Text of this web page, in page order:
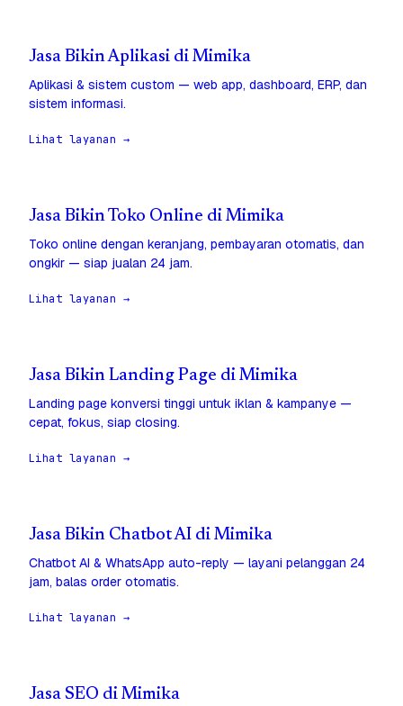
Jasa Bikin Aplikasi di Mimika
Aplikasi & sistem custom — web app, dashboard, ERP, dan
sistem informasi.
Lihat layanan →
Jasa Bikin Toko Online di Mimika
Toko online dengan keranjang, pembayaran otomatis, dan
ongkir — siap jualan 24 jam.
Lihat layanan →
Jasa Bikin Landing Page di Mimika
Landing page konversi tinggi untuk iklan & kampanye —
cepat, fokus, siap closing.
Lihat layanan →
Jasa Bikin Chatbot AI di Mimika
Chatbot AI & WhatsApp auto-reply — layani pelanggan 24
jam, balas order otomatis.
Lihat layanan →
Jasa SEO di Mimika